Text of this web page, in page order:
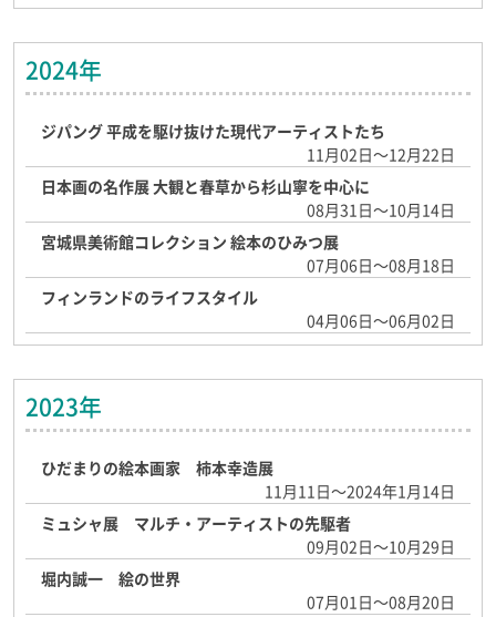
2024年
ジパング 平成を駆け抜けた現代アーティストたち
11月02日～12月22日
日本画の名作展 大観と春草から杉山寧を中心に
08月31日～10月14日
宮城県美術館コレクション 絵本のひみつ展
07月06日～08月18日
フィンランドのライフスタイル
04月06日～06月02日
2023年
ひだまりの絵本画家 柿本幸造展
11月11日～2024年1月14日
ミュシャ展 マルチ・アーティストの先駆者
09月02日～10月29日
堀内誠一 絵の世界
07月01日～08月20日